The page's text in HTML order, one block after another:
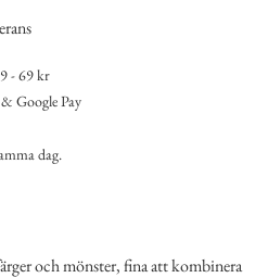
- 69 kr
Google Pay
dag.
och mönster, fina att kombinera